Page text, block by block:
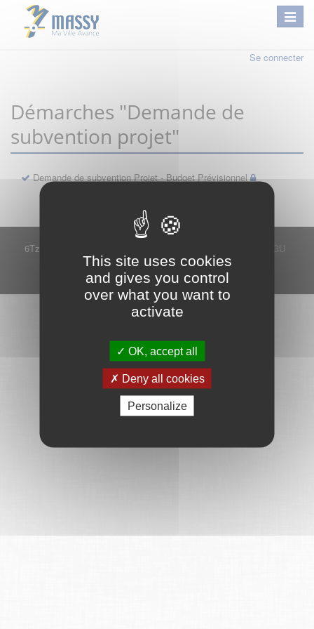
Se connecter
Démarches "Demande de
subvention projet"
Demande de subvention Projet - Budget Prévisionnel
6Tzen ©2015 - Tous droits réservés
CGU
Plan du site
FAQ
Contact
Ce service est proposé par6Tzen
This site uses cookies
and gives you control
over what you want to
activate
OK, accept all
Deny all cookies
Personalize